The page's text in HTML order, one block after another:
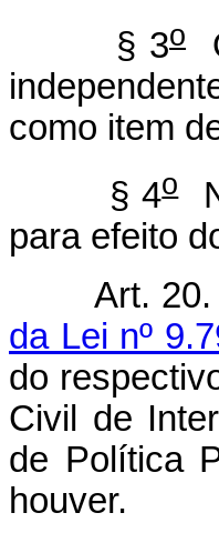
§ 3o
como item
§ 4o
para efeito
Art.
da Lei nº
do
Civil de
de Política
houver.